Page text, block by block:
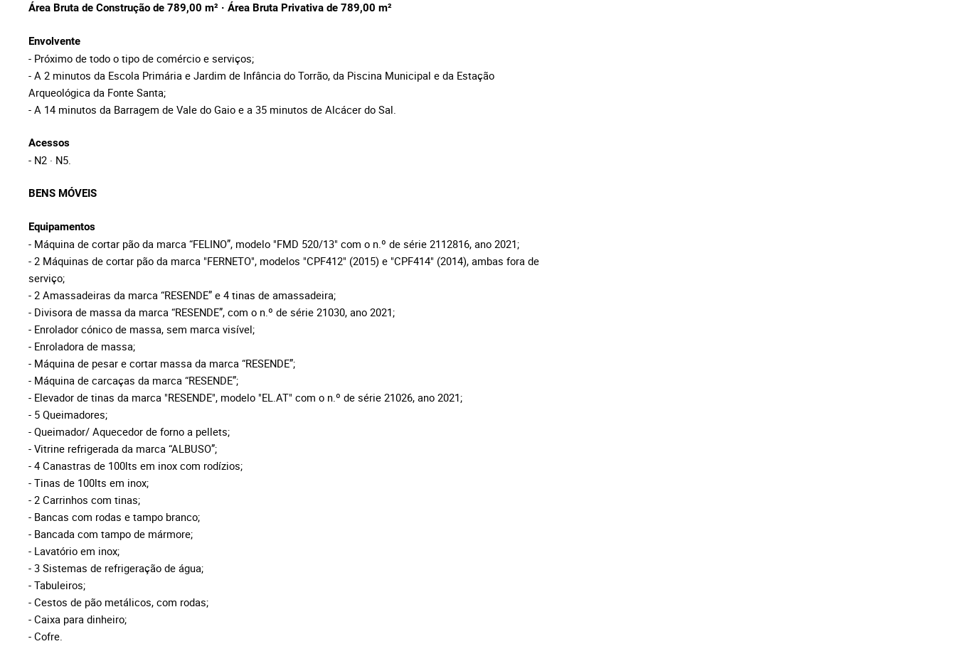
Área Bruta de Construção de 789,00 m² · Área Bruta Privativa de 789,00 m²
Envolvente
- Próximo de todo o tipo de comércio e serviços;
- A 2 minutos da Escola Primária e Jardim de Infância do Torrão, da Piscina Municipal e da Estação
Arqueológica da Fonte Santa;
- A 14 minutos da Barragem de Vale do Gaio e a 35 minutos de Alcácer do Sal.
Acessos
- N2 · N5.
BENS MÓVEIS
Equipamentos
- Máquina de cortar pão da marca “FELINO”, modelo "FMD 520/13" com o n.º de série 2112816, ano 2021;
- 2 Máquinas de cortar pão da marca "FERNETO", modelos "CPF412" (2015) e "CPF414" (2014), ambas fora de
serviço;
- 2 Amassadeiras da marca “RESENDE” e 4 tinas de amassadeira;
- Divisora de massa da marca “RESENDE”, com o n.º de série 21030, ano 2021;
- Enrolador cónico de massa, sem marca visível;
- Enroladora de massa;
- Máquina de pesar e cortar massa da marca “RESENDE”;
- Máquina de carcaças da marca “RESENDE”;
- Elevador de tinas da marca "RESENDE", modelo "EL.AT" com o n.º de série 21026, ano 2021;
- 5 Queimadores;
- Queimador/ Aquecedor de forno a pellets;
- Vitrine refrigerada da marca “ALBUSO”;
- 4 Canastras de 100lts em inox com rodízios;
- Tinas de 100lts em inox;
- 2 Carrinhos com tinas;
- Bancas com rodas e tampo branco;
- Bancada com tampo de mármore;
- Lavatório em inox;
- 3 Sistemas de refrigeração de água;
- Tabuleiros;
- Cestos de pão metálicos, com rodas;
- Caixa para dinheiro;
- Cofre.